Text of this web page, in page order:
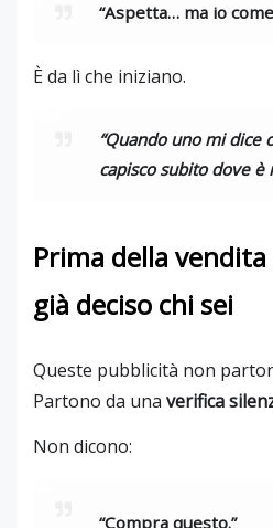
“Aspetta… ma io
È da lì che iniziano.
“Quando uno mi dice
capisco subito dove è
Prima della
già deciso chi sei
Queste pubblicità non
Partono da una verifica
Non dicono:
“Compra questo.”